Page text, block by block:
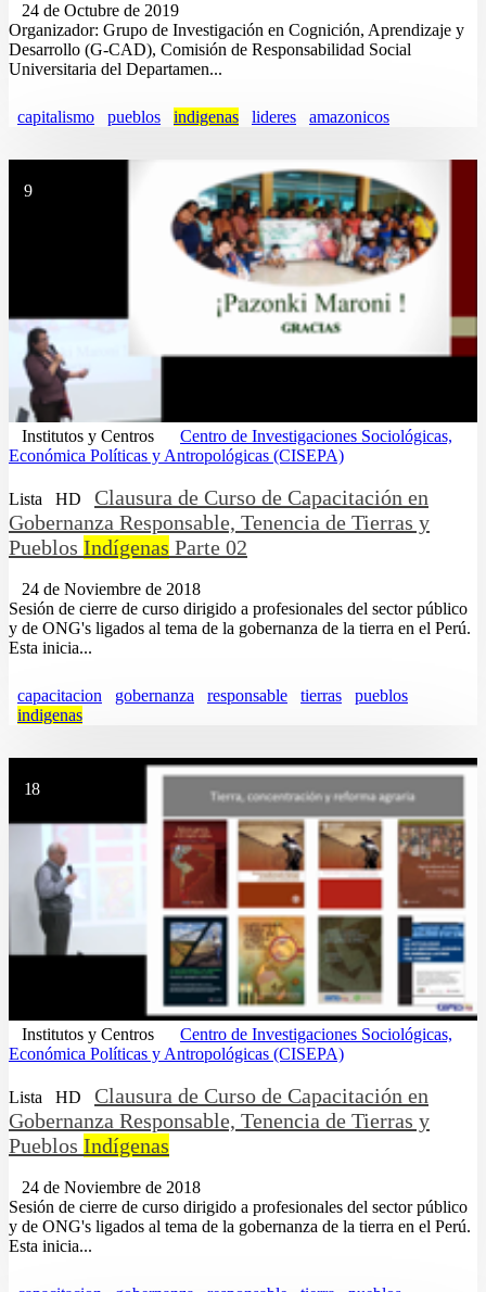
24 de Octubre de 2019
Organizador: Grupo de Investigación en Cognición, Aprendizaje y
Desarrollo (G-CAD), Comisión de Responsabilidad Social
Universitaria del Departamen...
capitalismo pueblos indigenas lideres amazonicos
9
Institutos y Centros
Centro de Investigaciones Sociológicas,
Económica Políticas y Antropológicas (CISEPA)
Lista HD
Clausura de Curso de Capacitación en
Gobernanza Responsable, Tenencia de Tierras y
Pueblos Indígenas Parte 02
24 de Noviembre de 2018
Sesión de cierre de curso dirigido a profesionales del sector público
y de ONG's ligados al tema de la gobernanza de la tierra en el Perú.
Esta inicia...
capacitacion gobernanza responsable tierras
pueblos
indigenas
18
Institutos y Centros
Centro de Investigaciones Sociológicas,
Económica Políticas y Antropológicas (CISEPA)
Lista HD
Clausura de Curso de Capacitación en
Gobernanza Responsable, Tenencia de Tierras y
Pueblos Indígenas
24 de Noviembre de 2018
Sesión de cierre de curso dirigido a profesionales del sector público
y de ONG's ligados al tema de la gobernanza de la tierra en el Perú.
Esta inicia...